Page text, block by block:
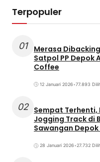
Terpopuler
01
Merasa
Satpol PP Depok
Coffee
12 Januari 2026•77.893
02 Sempat Terhenti,
Jogging Track di
Sawangan
28 Januari 2026•27.732